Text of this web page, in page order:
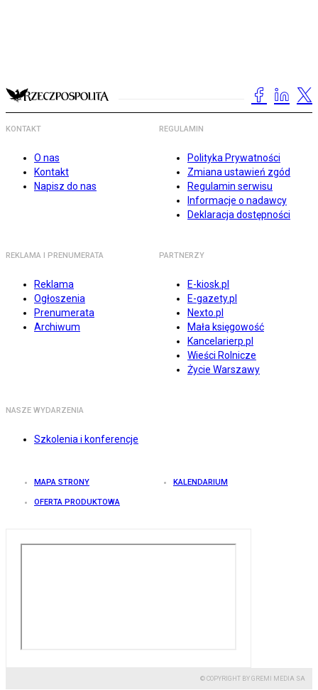
KONTAKT
O nas
Kontakt
Napisz do nas
REGULAMIN
Polityka Prywatności
Zmiana ustawień zgód
Regulamin serwisu
Informacje o nadawcy
Deklaracja dostępności
REKLAMA I PRENUMERATA
Reklama
Ogłoszenia
Prenumerata
Archiwum
PARTNERZY
E-kiosk.pl
E-gazety.pl
Nexto.pl
Mała księgowość
Kancelarierp.pl
Wieści Rolnicze
Życie Warszawy
NASZE WYDARZENIA
Szkolenia i konferencje
MAPA STRONY KALENDARIUM
OFERTA PRODUKTOWA
© COPYRIGHT BY GREMI MEDIA SA